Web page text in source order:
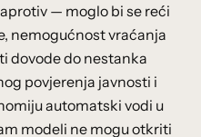
— moglo bi se reći
nemogućnost vraćanja
dovode do nestanka
povjerenja javnosti i
automatski vodi u
modeli ne mogu otkriti